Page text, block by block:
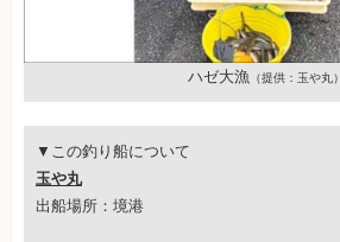
ハゼ大漁 （提供：玉や丸）
▼この釣り船について
玉や丸
出船場所：境港